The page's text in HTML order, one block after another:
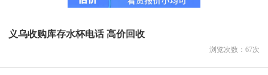
义乌收购库存水杯电话 高价回收
浏览次数： 67次